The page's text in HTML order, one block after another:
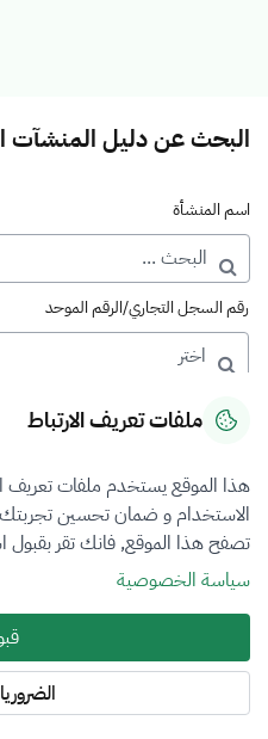
البحث عن دليل المنشآت
اسم المنشأة
رقم السجل التجاري/الرقم الموحد
رقم الترخيص
التصنيف
VFR4
فرع التقييم
الآلات والمعدات والممتلكات
ملفات تعريف الارتباط
هذا الموقع يستخدم ملفات تعريف
الاستخدام و ضمان تحسين تجربتك
تصفح هذا الموقع, فانك تقر بقبول
سياسة الخصوصية